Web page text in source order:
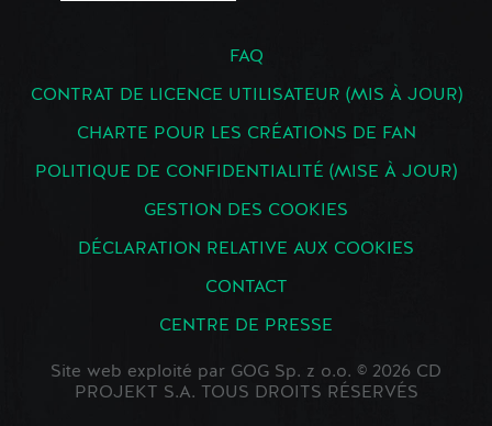
FAQ
CONTRAT DE LICENCE UTILISATEUR (MIS À JOUR)
CHARTE POUR LES CRÉATIONS DE FAN
POLITIQUE DE CONFIDENTIALITÉ (MISE À JOUR)
GESTION DES COOKIES
DÉCLARATION RELATIVE AUX COOKIES
CONTACT
CENTRE DE PRESSE
Site web exploité par GOG Sp. z o.o. © 2026 CD
PROJEKT S.A. TOUS DROITS RÉSERVÉS